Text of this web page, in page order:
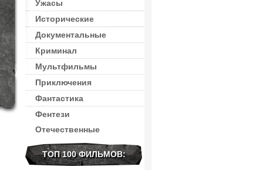
Ужасы
Исторические
Документальные
Криминал
Мультфильмы
Приключения
Фантастика
Фентези
Отечественные
ТОП 100 ФИЛЬМОВ: